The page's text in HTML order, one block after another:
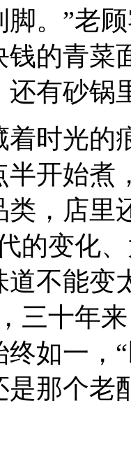
。”老
钱的青菜
有砂锅
着时光的
开始煮
类，店里
的变化
不能变
三十年
如一，
是那个老